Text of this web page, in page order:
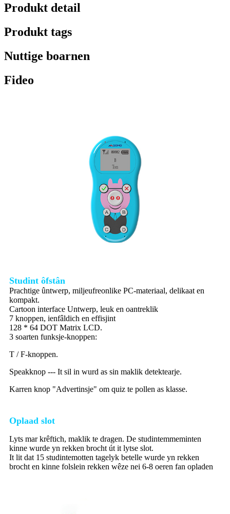
Produkt detail
Produkt tags
Nuttige boarnen
Fideo
Studint ôfstân
Prachtige ûntwerp, miljeufreonlike PC-materiaal, delikaat en
kompakt.
Cartoon interface Untwerp, leuk en oantreklik
7 knoppen, ienfâldich en effisjint
128 * 64 DOT Matrix LCD.
3 soarten funksje-knoppen:
T / F-knoppen.
Speakknop --- It sil in wurd as sin maklik detektearje.
Karren knop "Advertinsje" om quiz te pollen as klasse.
Oplaad slot
Lyts mar krêftich, maklik te dragen. De studintemmeminten
kinne wurde yn rekken brocht út it lytse slot.
It lit dat 15 studintemotten tagelyk betelle wurde yn rekken
brocht en kinne folslein rekken wêze nei 6-8 oeren fan opladen